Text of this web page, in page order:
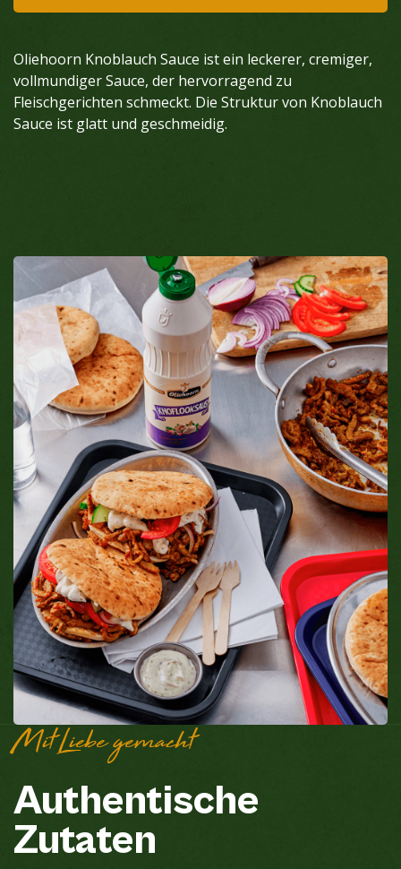
Oliehoorn Knoblauch Sauce ist ein leckerer, cremiger,
vollmundiger Sauce, der hervorragend zu
Fleischgerichten schmeckt. Die Struktur von Knoblauch
Sauce ist glatt und geschmeidig.
Mit Liebe gemacht
Authentische
Zutaten